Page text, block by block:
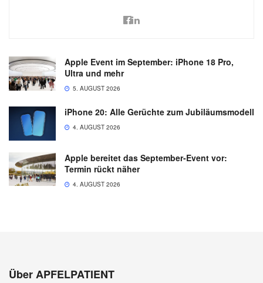
Apple Event im September: iPhone 18 Pro,
Ultra und mehr
5. AUGUST 2026
iPhone 20: Alle Gerüchte zum Jubiläumsmodell
4. AUGUST 2026
Apple bereitet das September-Event vor:
Termin rückt näher
4. AUGUST 2026
Über APFELPATIENT